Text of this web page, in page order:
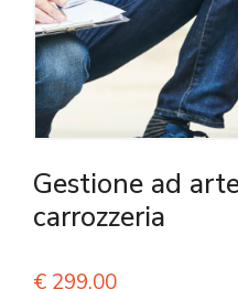
Gestione ad
carrozzeria
€ 299,00